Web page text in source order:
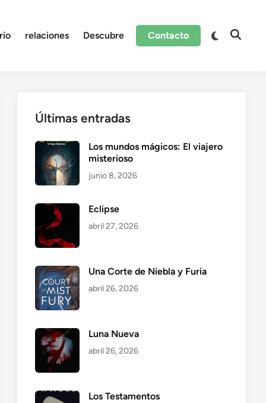
relaciones Descubre Contacto
Cambiar
Abrir
Últimas entradas
Los mundos mágicos: El viajero
misterioso
junio 8, 2026
Eclipse
abril 27, 2026
Una Corte de Niebla y Furia
abril 26, 2026
Luna Nueva
abril 26, 2026
Los Testamentos